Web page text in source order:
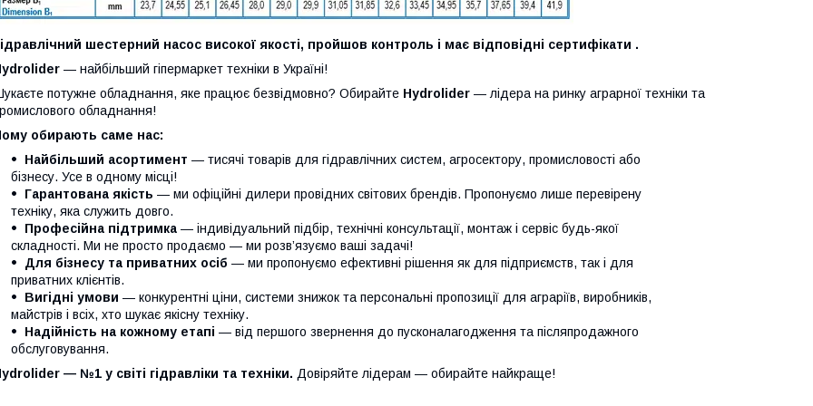
шестерний насос високої якості, пройшов контроль і має відповідні сертифікати .
— найбільший гіпермаркет техніки в Україні!
потужне обладнання, яке працює безвідмовно? Обирайте Hydrolider — лідера на ринку аграрної техніки та
обладнання!
обирають саме нас:
Найбільший асортимент — тисячі товарів для гідравлічних систем, агросектору, промисловості або
бізнесу. Усе в одному місці!
Гарантована якість — ми офіційні дилери провідних світових брендів. Пропонуємо лише перевірену
техніку, яка служить довго.
Професійна підтримка — індивідуальний підбір, технічні консультації, монтаж і сервіс будь-якої
складності. Ми не просто продаємо — ми розв’язуємо ваші задачі!
Для бізнесу та приватних осіб — ми пропонуємо ефективні рішення як для підприємств, так і для
приватних клієнтів.
Вигідні умови — конкурентні ціни, системи знижок та персональні пропозиції для аграріїв, виробників,
майстрів і всіх, хто шукає якісну техніку.
Надійність на кожному етапі — від першого звернення до пусконалагодження та післяпродажного
обслуговування.
— №1 у світі гідравліки та техніки. Довіряйте лідерам — обирайте найкраще!